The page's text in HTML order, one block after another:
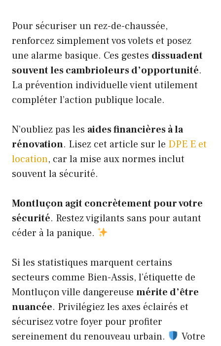
Pour sécuriser un rez-de-chaussée,
renforcez simplement vos volets et posez
une alarme basique. Ces gestes dissuadent
souvent les cambrioleurs d’opportunité.
La prévention individuelle vient utilement
compléter l’action publique locale.
N’oubliez pas les aides financières à la
rénovation. Lisez cet article sur le DPE E et
location, car la mise aux normes inclut
souvent la sécurité.
Montluçon agit concrètement pour votre
sécurité. Restez vigilants sans pour autant
céder à la panique.
Si les statistiques marquent certains
secteurs comme Bien-Assis, l’étiquette de
Montluçon ville dangereuse mérite d’être
nuancée. Privilégiez les axes éclairés et
sécurisez votre foyer pour profiter
sereinement du renouveau urbain.
Votre